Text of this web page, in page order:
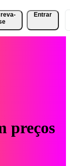
Entrar
preços